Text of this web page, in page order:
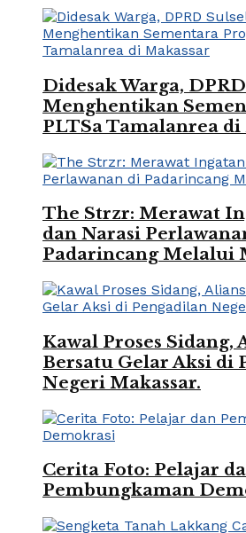
Didesak Warga,
Menghentikan
PLTSa Tamalanrea di
The Strzr: Merawat
dan Narasi
Padarincang Melalui
Kawal Proses
Bersatu Gelar Aksi di
Negeri Makassar.
Cerita Foto: Pelajar
Pembungkaman